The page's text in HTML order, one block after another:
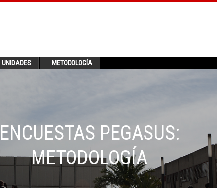
UNIDADES METODOLOGÍA
ENCUESTAS PEGASUS:
METODOLOGÍA